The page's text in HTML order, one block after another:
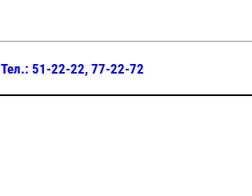
Тел.: 51-22-22, 77-22-72